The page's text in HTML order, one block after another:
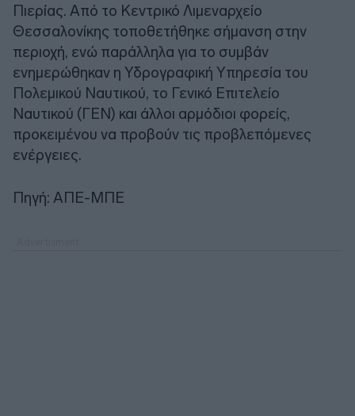
Πιερίας. Από το Κεντρικό Λιμεναρχείο
Θεσσαλονίκης τοποθετήθηκε σήμανση στην
περιοχή, ενώ παράλληλα για το συμβάν
ενημερώθηκαν η Υδρογραφική Υπηρεσία του
Πολεμικού Ναυτικού, το Γενικό Επιτελείο
Ναυτικού (ΓΕΝ) και άλλοι αρμόδιοι φορείς,
προκειμένου να προβούν τις προβλεπόμενες
ενέργειες.
Πηγή: ΑΠΕ-ΜΠΕ